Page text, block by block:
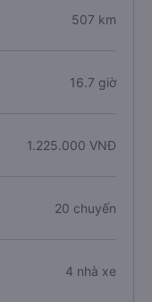
507 km
16.7 giờ
1.225.000 VNĐ
20 chuyến
4 nhà xe